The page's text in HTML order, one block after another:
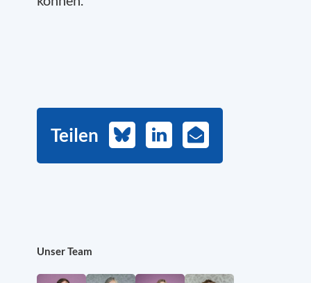
Teilen BlueskyLinkedIn
E-
Mail
Unser Team